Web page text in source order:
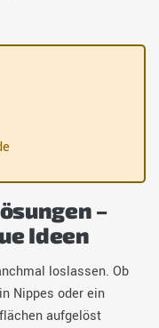
–
Ideen
loslassen. Ob
Nippes oder ein
aufgelöst